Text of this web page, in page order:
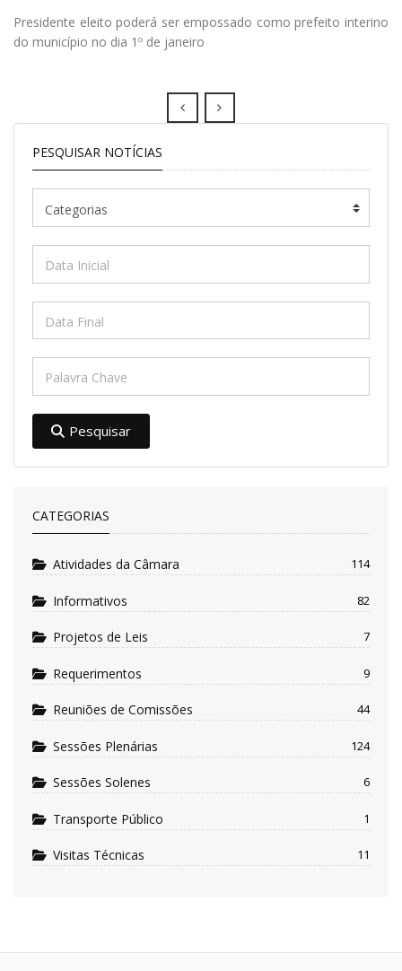
Presidente eleito poderá ser empossado como prefeito interino
do município no dia 1º de janeiro
Prev Next
PESQUISAR NOTÍCIAS
Pesquisar
CATEGORIAS
Atividades da Câmara 114
Informativos 82
Projetos de Leis 7
Requerimentos 9
Reuniões de Comissões 44
Sessões Plenárias 124
Sessões Solenes 6
Transporte Público 1
Visitas Técnicas 11